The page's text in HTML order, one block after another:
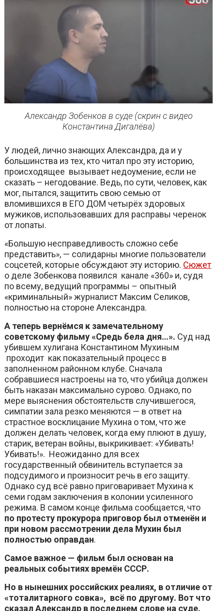
Александр Зобенков в суде (скрин с видео
Константина Дигалёва)
У людей, лично знающих Александра, да и у
большинства из тех, кто читал про эту историю,
происходящее вызывает недоумение, если не
сказать – негодование. Ведь, по сути, человек, как
мог, пытался, защитить свою семью от
вломившихся в ЕГО ДОМ четырёх здоровых
мужиков, использовавших для расправы черенок
от лопаты.
«Большую несправедливость сложно себе
представить», — солидарны многие пользователи
соцсетей, которые обсуждают эту историю. Сюжет
о деле Зобенкова появился канале «360» и, судя
по всему, ведущий программы – опытный
«криминальный» журналист Максим Селиков,
полностью на стороне Александра.
А теперь вернёмся к замечательному
советскому фильму «Средь бела дня…». Суд над
убившем хулигана Константином Мухиным
проходит как показательный процесс в
заполненном районном клубе. Сначала
собравшиеся настроены на то, что убийца должен
быть наказан максимально сурово. Однако, по
мере выяснения обстоятельств случившегося,
симпатии зала резко меняются — в ответ на
страстное восклицание Мухина о том, что же
должен делать человек, когда ему плюют в душу,
старик, ветеран войны, выкрикивает: «Убивать!
Убивать!». Неожиданно для всех
государственный обвинитель вступается за
подсудимого и произносит речь в его защиту.
Однако суд всё равно приговаривает Мухина к
семи годам заключения в колонии усиленного
режима. В самом конце фильма сообщается, что
по протесту прокурора приговор был отменён и
при новом рассмотрении дела Мухин был
полностью оправдан.
Самое важное — фильм был основан на
реальных событиях времён СССР.
Но в нынешних российских реалиях, в отличие от
«тоталитарного совка», всё по другому. Вот что
сказал Александр в последнем слове на суде.